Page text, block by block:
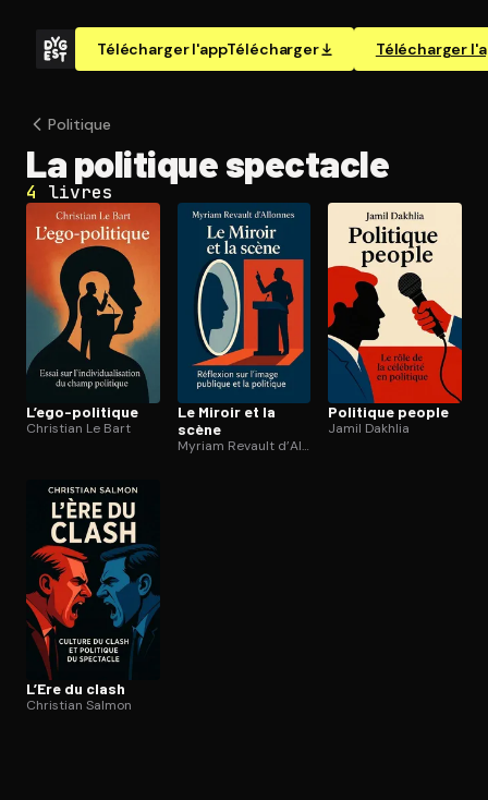
Télécharger l'appTélécharger Télécharger
Ouvre l'app Appareil photo, pointe sur le code. C'est gratuit à
Politique
La politique spectacle
4 livres
L’ego-politique
Christian Le Bart
Le Miroir et la
scène
Myriam Revault d’Allonnes
Politique people
Jamil Dakhlia
L’Ere du clash
Christian Salmon